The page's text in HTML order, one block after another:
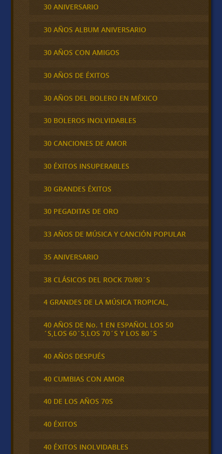
30 ANIVERSARIO
30 AÑOS ALBUM ANIVERSARIO
30 AÑOS CON AMIGOS
30 AÑOS DE ÉXITOS
30 AÑOS DEL BOLERO EN MÉXICO
30 BOLEROS INOLVIDABLES
30 CANCIONES DE AMOR
30 ÉXITOS INSUPERABLES
30 GRANDES ÉXITOS
30 PEGADITAS DE ORO
33 AÑOS DE MÚSICA Y CANCIÓN POPULAR
35 ANIVERSARIO
38 CLÁSICOS DEL ROCK 70/80´S
4 GRANDES DE LA MÚSICA TROPICAL,
40 AÑOS DE No. 1 EN ESPAÑOL LOS 50
´S,LOS 60´S,LOS 70´S Y LOS 80´S
40 AÑOS DESPUÉS
40 CUMBIAS CON AMOR
40 DE LOS AÑOS 70S
40 ÉXITOS
40 ÉXITOS INOLVIDABLES